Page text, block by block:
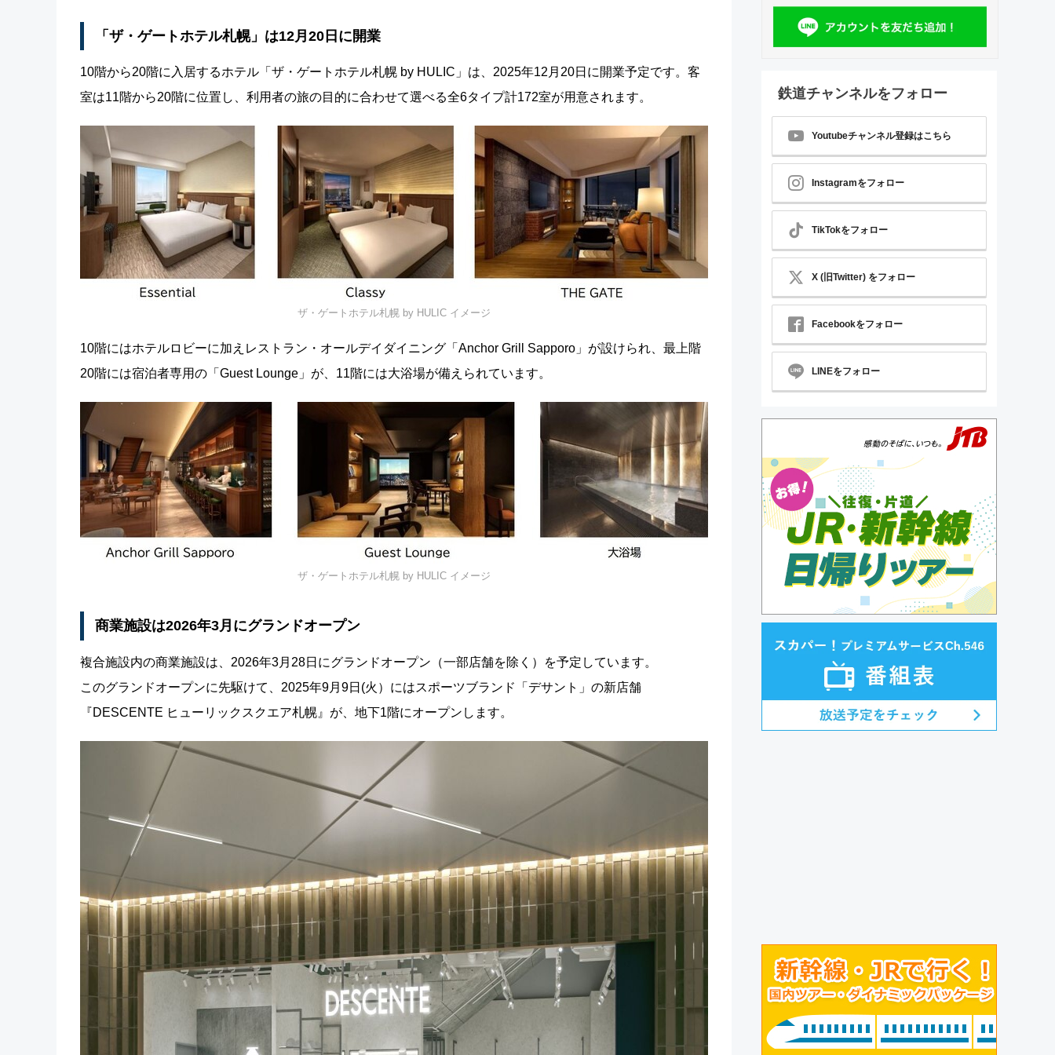
「ザ・ゲートホテル札幌」は12月20日に開業
10階から20階に入居するホテル「ザ・ゲートホテル札幌 by HULIC」は、2025年12月20日に開業予定です。客
室は11階から20階に位置し、利用者の旅の目的に合わせて選べる全6タイプ計172室が用意されます。
ザ・ゲートホテル札幌 by HULIC イメージ
10階にはホテルロビーに加えレストラン・オールデイダイニング「Anchor Grill Sapporo」が設けられ、最上階
20階には宿泊者専用の「Guest Lounge」が、11階には大浴場が備えられています。
ザ・ゲートホテル札幌 by HULIC イメージ
商業施設は2026年3月にグランドオープン
複合施設内の商業施設は、2026年3月28日にグランドオープン（一部店舗を除く）を予定しています。
このグランドオープンに先駆けて、2025年9月9日(火）にはスポーツブランド「デサント」の新店舗
『DESCENTE ヒューリックスクエア札幌』が、地下1階にオープンします。
鉄道チャンネルをフォロー
Youtubeチャンネル登録はこちら
Instagramをフォロー
TikTokをフォロー
X (旧Twitter) をフォロー
Facebookをフォロー
LINEをフォロー